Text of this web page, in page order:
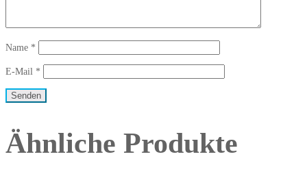
Name *
E-Mail *
Ähnliche Produkte